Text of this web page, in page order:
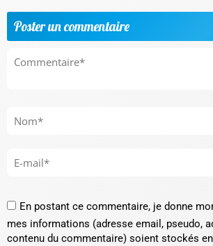
Poster un commentaire
En postant ce commentaire, je donne
mes informations (adresse email, pseudo,
contenu du commentaire) soient stockés